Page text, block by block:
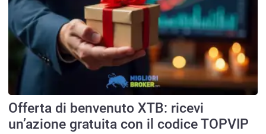
Offerta di benvenuto XTB: ricevi
un’azione gratuita con il codice TOPVIP